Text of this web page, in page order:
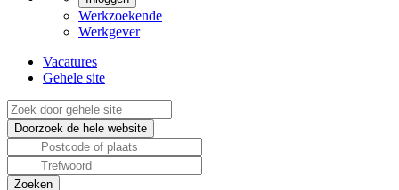
Werkzoekende
Werkgever
Vacatures
Gehele site